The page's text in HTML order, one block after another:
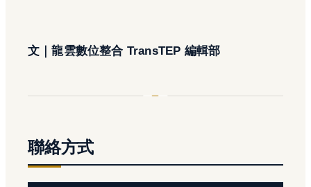
文｜龍雲數位整合 TransTEP 編輯部
聯絡方式